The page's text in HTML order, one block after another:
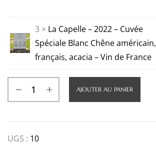
3 × La Capelle – 2022 – Cuvée
Spéciale Blanc Chêne américain,
français, acacia – Vin de France
AJOUTER AU PANIER
UGS : 10